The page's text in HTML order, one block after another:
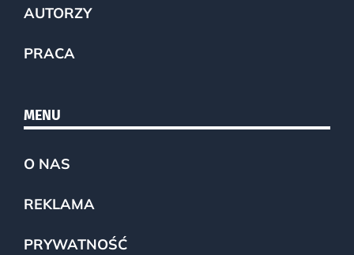
AUTORZY
PRACA
MENU
O NAS
REKLAMA
PRYWATNOŚĆ